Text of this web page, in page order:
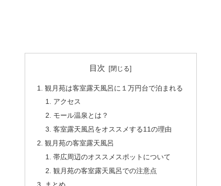
目次
観月苑は客室露天風呂に１万円台で泊まれる
アクセス
モール温泉とは？
客室露天風呂をオススメする11の理由
観月苑の客室露天風呂
帯広周辺のオススメスポットについて
観月苑の客室露天風呂での注意点
まとめ